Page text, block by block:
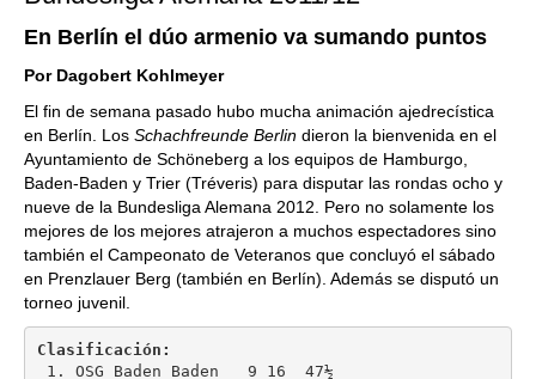
En Berlín el dúo armenio va sumando puntos
Por Dagobert Kohlmeyer
El fin de semana pasado hubo mucha animación ajedrecística
en Berlín. Los Schachfreunde Berlin dieron la bienvenida en el
Ayuntamiento de Schöneberg a los equipos de Hamburgo,
Baden-Baden y Trier (Tréveris) para disputar las rondas ocho y
nueve de la Bundesliga Alemana 2012. Pero no solamente los
mejores de los mejores atrajeron a muchos espectadores sino
también el Campeonato de Veteranos que concluyó el sábado
en Prenzlauer Berg (también en Berlín). Además se disputó un
torneo juvenil.
Clasificación: